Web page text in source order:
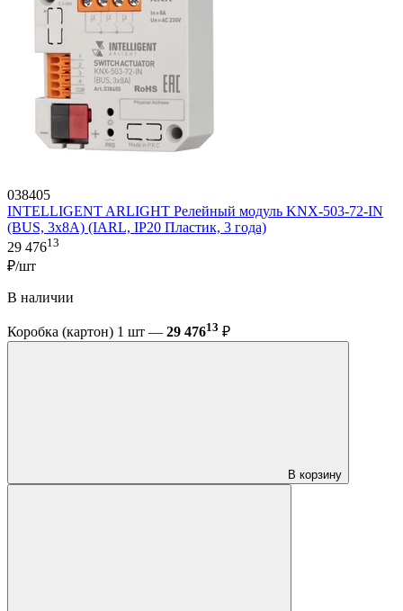
038405
INTELLIGENT ARLIGHT Релейный модуль KNX-503-72-IN
(BUS, 3x8A) (IARL, IP20 Пластик, 3 года)
29 47613
₽/шт
В наличии
Коробка (картон) 1 шт — 29 47613 ₽
В корзину